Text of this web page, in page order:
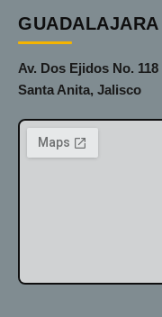
GUADALAJARA
Av. Dos Ejidos No. 118
Santa Anita, Jalisco